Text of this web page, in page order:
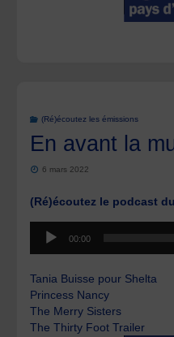
(Ré)écoutez les émissions
En avant la
6 mars 2022
(Ré)écoutez le podcast
Lecteur
audio
00:00
Tania Buisse pour Shelta
Princess Nancy
The Merry Sisters
The Thirty Foot Trailer